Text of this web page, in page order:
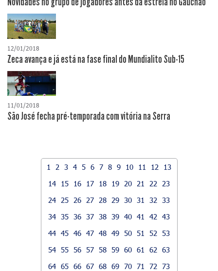
12/01/2018
Zeca avança e já está na fase final do Mundialito Sub-15
11/01/2018
São José fecha pré-temporada com vitória na Serra
1 2 3 4 5 6 7 8 9 10 11 12
13
14
15 16 17 18 19 20 21 22
23
24
25 26 27 28 29 30 31 32
33
34 35 36 37 38 39 40 41 42
43
44 45 46 47 48 49 50 51 52
53
54 55 56 57 58 59 60 61 62
63
64 65 66 67 68 69 70 71 72
73